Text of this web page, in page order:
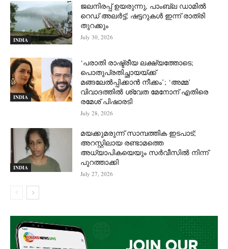
INDIA
ജലനിരപ്പ് ഉയരുന്നു, പാംബ്ല ഡാമിൽ
റെഡ് അലർട്ട്; ഷട്ടറുകൾ ഇന്ന് രാത്രി
തുറക്കും
July 30, 2026
INDIA
‘പരാതി രാഷ്ട്രീയ ലക്ഷ്യത്തോടെ;
പൊതുപ്രതിച്ഛായയ്ക്ക്
മങ്ങലേല്‍പ്പിക്കാന്‍ നീക്കം’; ‘അമ്മ’
വിവാദത്തില്‍ ശ്വേത മേനോന് എതിരെ
രമേശ് പിഷാരടി
July 28, 2026
INDIA
മയക്കുമരുന്ന് സാമ്പത്തിക ഇടപാട്;
അറസ്റ്റിലായ രണ്ടാമത്തെ
അധ്യാപികയെയും സർവീസിൽ നിന്ന്
പുറത്താക്കി
July 27, 2026